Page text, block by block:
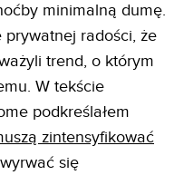
minimalną dumę.
radości, że
trend, o którym
W tekście
podkreślałem
zintensyfikować
się